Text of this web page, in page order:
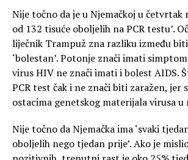
Nije točno da je u Njemačkoj u četvrtak
od 132 tisuće oboljelih na PCR testu’.
liječnik Trampuž zna razliku između biti
‘bolestan’. Potonje znači imati
virus HIV ne znači imati i bolest AIDS.
PCR test čak i ne znači biti zaražen, jer
ostacima genetskog materijala virusa u
Nije točno da Njemačka ima ‘svaki
oboljelih nego tjedan prije’. Ako je